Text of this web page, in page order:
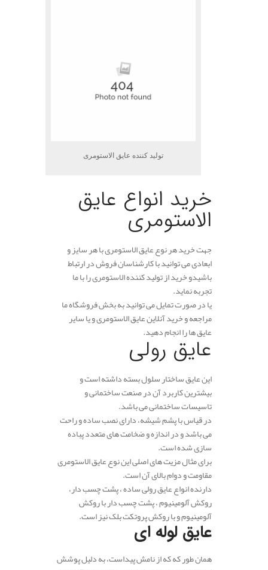
تولید کننده عایق الاستومری
خرید انواع عایق
الاستومری
جهت خرید هر نوع عایق الاستومری با هر سایز و
ابعادی می توانید با کارشناسان فروش در ارتباط
باشیدو خرید از تولید کننده الاستومری را با ما
تجربه نماید.
یا در صورت تمایل می توانید به بخش فروشگاه ما
مراجعه و خرید آنلاین عایق الاستومری و یا سایر
عایق ها را انجام دهید.
عایق رولی
این عایق ساختار سلول بسته داشته است و
بیشترین کاربرد آن در صنعت ساختمانی و
تاسیسات ساختمانی می باشد.
در قیاس با پشم شیشه، دارای نصب ساده و راحت
می باشد و در اندازه و ضخامت های متعدد پباده
سازی شد‌ه‌ است.
برای مثال مزیت های اصلی این نوع عایق الاستومری
مقاومت و دوام بالای آن است.
دارنده انواع عایق رولی ساده ، پشت چسب دار،
روکش آلومینیوم ، پشت چسب دار با روکش
آلومینیوم و با روکش پروتکت بلک نیز است.
عایق لوله ای
همان طور که که از نامش پیداست، به دلیل پوشش